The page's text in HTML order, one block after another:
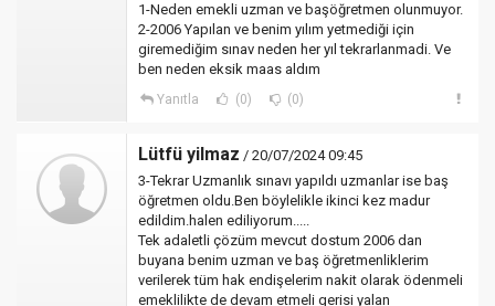
1-Neden emekli uzman ve başöğretmen olunmuyor.
2-2006 Yapılan ve benim yılım yetmediği için
giremediğim sınav neden her yıl tekrarlanmadi. Ve
ben neden eksik maas aldım
Yanıtla (0) (0)
Lütfü yilmaz / 20/07/2024 09:45
3-Tekrar Uzmanlık sınavı yapıldı uzmanlar ise baş
öğretmen oldu.Ben böylelikle ikinci kez madur
edildim.halen ediliyorum.....
Tek adaletli çözüm mevcut dostum 2006 dan
buyana benim uzman ve baş öğretmenliklerim
verilerek tüm hak endişelerim nakit olarak ödenmeli
emeklilikte de devam etmeli gerisi yalan